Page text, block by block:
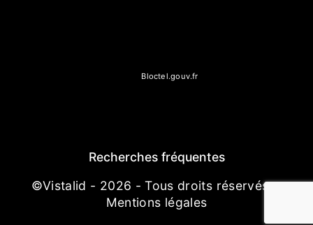
Bloctel.gouv.fr. Consultez le site
Recherches fréquentes
©Vistalid - 2026 - Tous droits réservés -
Mentions légales